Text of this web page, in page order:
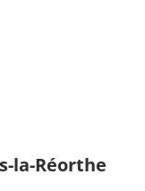
la-Réorthe